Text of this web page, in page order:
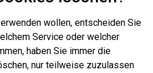
wollen, entscheiden Sie
Service oder welcher
haben Sie immer die
nur teilweise zuzulassen